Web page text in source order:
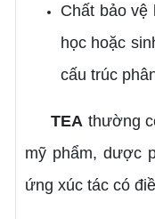
Chất bảo vệ
học hoặc
cấu trúc
TEA thường
mỹ phẩm, dược
ứng xúc tác có